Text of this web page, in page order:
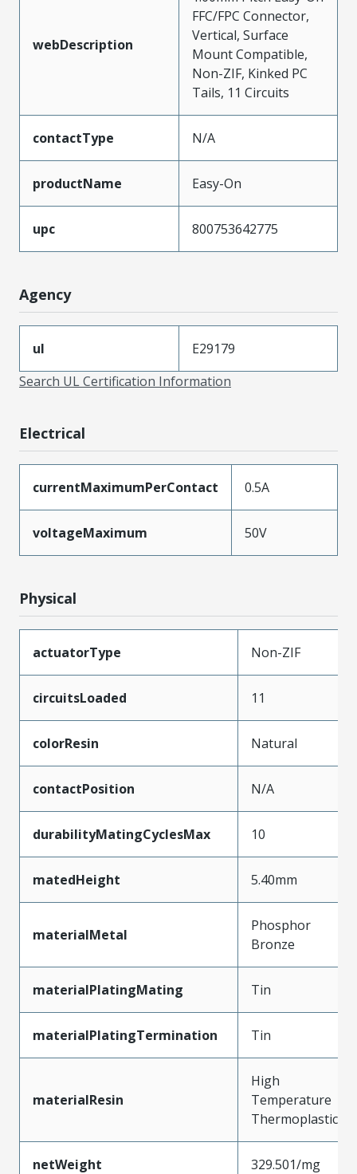
webDescription
FFC/FPC Connector,
Vertical, Surface
Mount Compatible,
Non-ZIF, Kinked PC
Tails, 11 Circuits
contactType N/A
productName Easy-On
upc 800753642775
Agency
ul
E29179
Search UL Certification Information
Electrical
currentMaximumPerContact 0.5A
voltageMaximum 50V
Physical
actuatorType Non-ZIF
circuitsLoaded 11
colorResin Natural
contactPosition N/A
durabilityMatingCyclesMax 10
matedHeight 5.40mm
materialMetal
Phosphor
Bronze
materialPlatingMating Tin
materialPlatingTermination Tin
materialResin
High
Temperature
Thermoplastic
netWeight 329.501/mg